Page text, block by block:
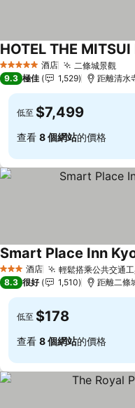
5 星級 酒店 二條城景觀查
查看價格
9.3 極佳 1,529 距離清水
低至 $7,499
查看 8 個網站的價格
3 星級 酒店 輕鬆搭乘公共交通
Smart Place Inn
8.3 很好 1,510 距離二條
低至 $178
查看 8 個網站的價格